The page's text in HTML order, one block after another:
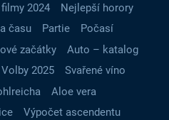
2024
Nejlepší horory
času Partie
Počasí
začátky
Auto – katalog
Volby 2025
Svařené víno
Aloe vera
Výpočet ascendentu